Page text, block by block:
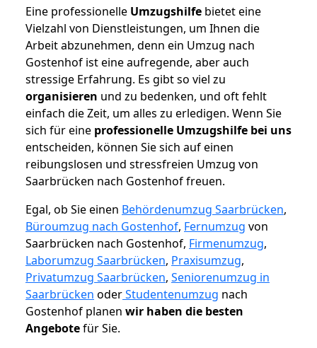
Eine professionelle Umzugshilfe bietet eine
Vielzahl von Dienstleistungen, um Ihnen die
Arbeit abzunehmen, denn ein Umzug nach
Gostenhof ist eine aufregende, aber auch
stressige Erfahrung. Es gibt so viel zu
organisieren und zu bedenken, und oft fehlt
einfach die Zeit, um alles zu erledigen. Wenn Sie
sich für eine professionelle Umzugshilfe bei uns
entscheiden, können Sie sich auf einen
reibungslosen und stressfreien Umzug von
Saarbrücken nach Gostenhof freuen.
Egal, ob Sie einen Behördenumzug Saarbrücken,
Büroumzug nach Gostenhof, Fernumzug von
Saarbrücken nach Gostenhof, Firmenumzug,
Laborumzug Saarbrücken, Praxisumzug,
Privatumzug Saarbrücken, Seniorenumzug in
Saarbrücken oderStudentenumzug nach
Gostenhof planen wir haben die besten
Angebotefür Sie.